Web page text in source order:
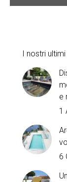
I nostri
e
1
6